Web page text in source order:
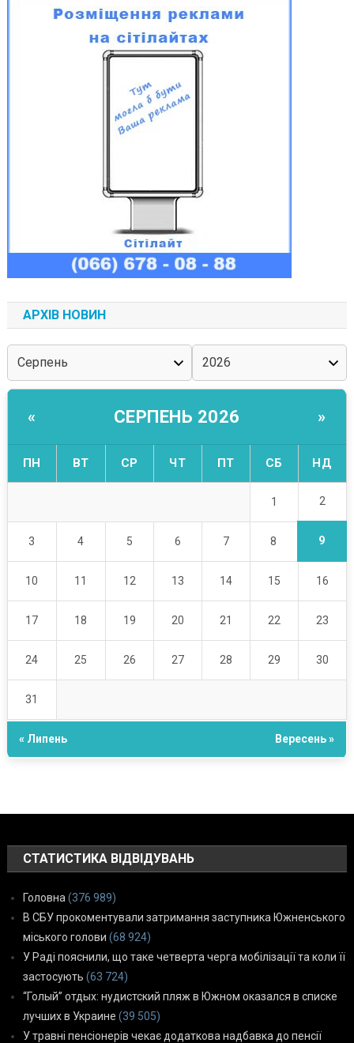
АРХІВ НОВИН
« СЕРПЕНЬ 2026 »
ПН ВТ СР ЧТ ПТ СБ НД
1 2
3 4 5 6 7 8 9
10 11 12 13 14 15 16
17 18 19 20 21 22 23
24 25 26 27 28 29 30
31
« Липень Вересень »
СТАТИСТИКА ВІДВІДУВАНЬ
Головна (376 989)
В СБУ прокоментували затримання заступника Южненського
міського голови (68 924)
У Раді пояснили, що таке четверта черга мобілізації та коли її
застосують (63 724)
“Голый” отдых: нудистский пляж в Южном оказался в списке
лучших в Украине (39 505)
У травні пенсіонерів чекає додаткова надбавка до пенсії